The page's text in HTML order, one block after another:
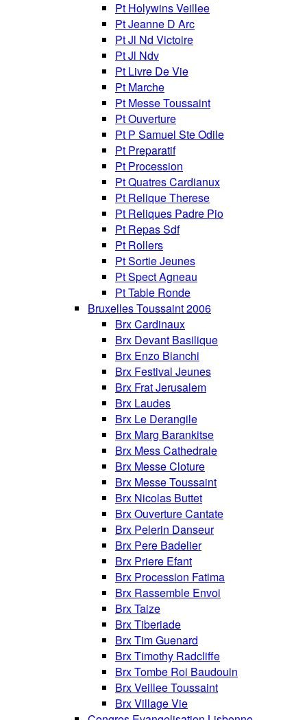
Pt Holywins Veillee
Pt Jeanne D Arc
Pt Jl Nd Victoire
Pt Jl Ndv
Pt Livre De Vie
Pt Marche
Pt Messe Toussaint
Pt Ouverture
Pt P Samuel Ste Odile
Pt Preparatif
Pt Procession
Pt Quatres Cardianux
Pt Relique Therese
Pt Reliques Padre Pio
Pt Repas Sdf
Pt Rollers
Pt Sortie Jeunes
Pt Spect Agneau
Pt Table Ronde
Bruxelles Toussaint 2006
Brx Cardinaux
Brx Devant Basilique
Brx Enzo Bianchi
Brx Festival Jeunes
Brx Frat Jerusalem
Brx Laudes
Brx Le Derangile
Brx Marg Barankitse
Brx Mess Cathedrale
Brx Messe Cloture
Brx Messe Toussaint
Brx Nicolas Buttet
Brx Ouverture Cantate
Brx Pelerin Danseur
Brx Pere Badelier
Brx Priere Efant
Brx Procession Fatima
Brx Rassemble Envoi
Brx Taize
Brx Tiberiade
Brx Tim Guenard
Brx Timothy Radcliffe
Brx Tombe Roi Baudouin
Brx Veillee Toussaint
Brx Village Vie